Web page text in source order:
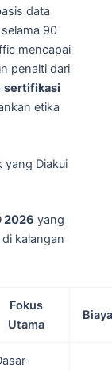
data
90
mencapai
penalti dari
sertifikasi
etika
yang Diakui
2026 yang
kalangan
Fokus
Utama
Biaya